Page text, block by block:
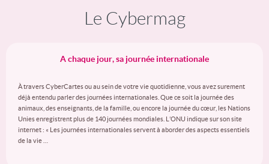
Le Cybermag
A chaque jour, sa journée internationale
À travers CyberCartes ou au sein de votre vie quotidienne, vous avez surement
déjà entendu parler des journées internationales. Que ce soit la journée des
animaux, des enseignants, de la famille, ou encore la journée du cœur, les Nations
Unies enregistrent plus de 140 journées mondiales. L’ONU indique sur son site
internet : « Les journées internationales servent à aborder des aspects essentiels
de la vie …